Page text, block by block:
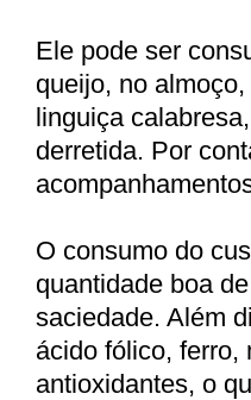
Ele pode ser
queijo, no
linguiça
derretida. Por
O consumo do
quantidade boa
saciedade. Além
ácido fólico, ferro,
antioxidantes, o